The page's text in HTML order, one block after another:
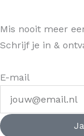
Mis nooit meer
Schrijf je in &
E-mail